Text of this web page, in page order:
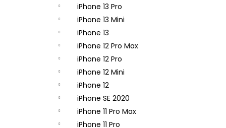
iPhone 13 Pro
iPhone 13 Mini
iPhone 13
iPhone 12 Pro Max
iPhone 12 Pro
iPhone 12 Mini
iPhone 12
iPhone SE 2020
iPhone 11 Pro Max
iPhone 11 Pro